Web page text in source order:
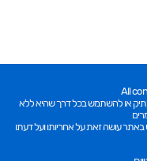
All
או להשתמש בכל דרך שהיא ללא
עושה זאת על אחריותו ועל דעתו